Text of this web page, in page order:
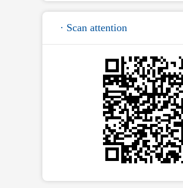
· Scan attention